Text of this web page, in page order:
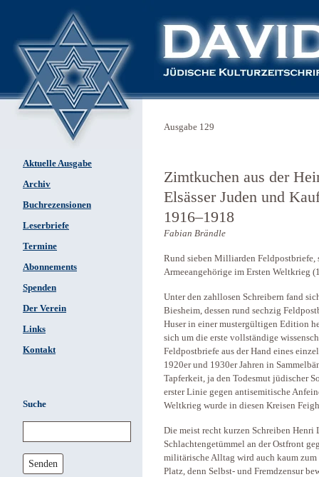
Aktuelle Ausgabe
Archiv
Buchrezensionen
Leserbriefe
Termine
Abonnements
Spenden
Der Verein
Links
Kontakt
Suche
Senden
Ausgabe 129
Zimtkuchen aus der
Elsässer Juden und
1916–1918
Fabian Brändle
Rund sieben Milliarden Feldpostbriefe,
Armeeangehörige im Ersten Weltkrieg
Unter den zahllosen Schreibern fand
Biesheim, dessen rund sechzig
Huser in einer mustergültigen Edition
sich um die erste vollständige
Feldpostbriefe aus der Hand eines
1920er und 1930er Jahren in
Tapferkeit, ja den Todesmut jüdischer
erster Linie gegen antisemitische
Weltkrieg wurde in diesen Kreisen
Die meist recht kurzen Schreiben Henri
Schlachtengetümmel an der Ostfront
militärische Alltag wird auch kaum zum
Platz, denn Selbst- und Fremdzensur